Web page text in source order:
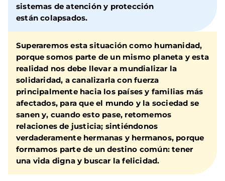
sistemas de atención y protección
están colapsados.
Superaremos esta situación como humanidad,
porque somos parte de un mismo planeta y esta
realidad nos debe llevar a mundializar la
solidaridad, a canalizarla con fuerza
principalmente hacia los países y familias más
afectados, para que el mundo y la sociedad se
sanen y, cuando esto pase, retomemos
relaciones de justicia; sintiéndonos
verdaderamente hermanas y hermanos, porque
formamos parte de un destino común: tener
una vida digna y buscar la felicidad.